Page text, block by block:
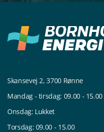
Skansevej 2, 3700 Rønne
Mandag - tirsdag: 09.00 - 15.00
Onsdag: Lukket
Torsdag: 09.00 - 15.00